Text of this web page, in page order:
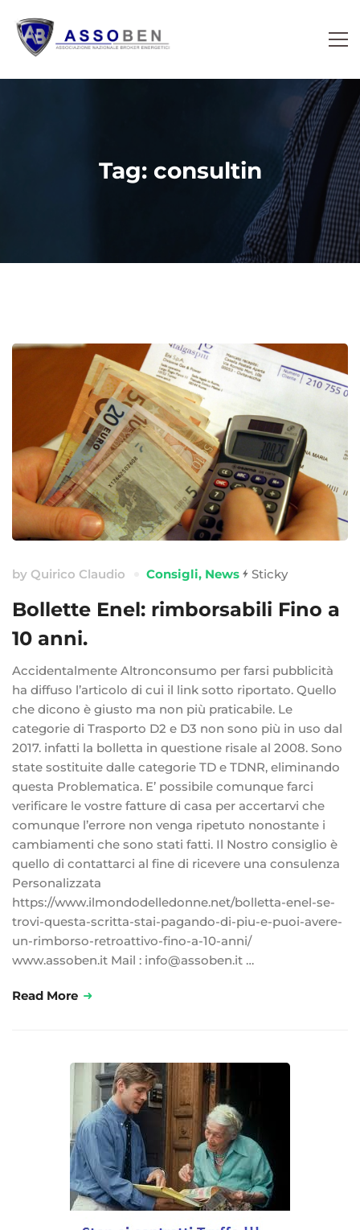
Tag: consultin
by Quirico Claudio Consigli, News Sticky
Bollette Enel: rimborsabili Fino a
10 anni.
Accidentalmente Altronconsumo per farsi pubblicità
ha diffuso l’articolo di cui il link sotto riportato. Quello
che dicono è giusto ma non più praticabile. Le
categorie di Trasporto D2 e D3 non sono più in uso dal
2017. infatti la bolletta in questione risale al 2008. Sono
state sostituite dalle categorie TD e TDNR, eliminando
questa Problematica. E’ possibile comunque farci
verificare le vostre fatture di casa per accertarvi che
comunque l’errore non venga ripetuto nonostante i
cambiamenti che sono stati fatti. Il Nostro consiglio è
quello di contattarci al fine di ricevere una consulenza
Personalizzata
https://www.ilmondodelledonne.net/bolletta-enel-se-
trovi-questa-scritta-stai-pagando-di-piu-e-puoi-avere-
un-rimborso-retroattivo-fino-a-10-anni/
www.assoben.it Mail : info@assoben.it …
Read More